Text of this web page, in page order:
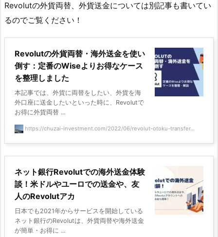
Revolutの外貨両替、外貨送金については別記事も書いてい
るのでご覧ください！
Revolutの外貨両替・海外送金を使い
倒す：定番のWiseよりお得なケース
を整理しました
本記事では、外貨に両替をしたい、外貨を海
外口座に送金したいといった時に、Revolutで
お得に外貨両替 ...
https://chuzai-investment.com/2022/06/revolut-otoku-transfer...
ネット銀行Revolutでの海外送金体験
談！米ドルやユーロでの送金や、友
人のRevolutアカ
日本でも2021年からサービスを開始している
ネット銀行のRevolutは、外貨両替や海外送金
が簡単・お得に ...